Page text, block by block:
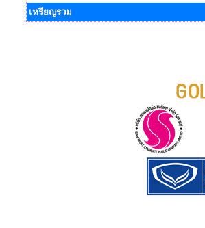
เหรียญรวม